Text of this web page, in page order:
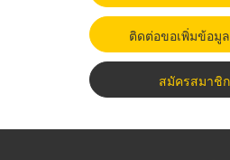
ติดต่อขอเพิ่มข้อมู
สมัครสมาชิ